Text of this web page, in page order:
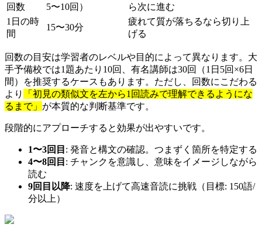
回数
5〜10回）
ら次に進む
1日の時
間
15〜30分
疲れて質が落ちるなら切り上
げる
回数の目安は学習者のレベルや目的によって異なります。大
手予備校では1題あたり10回、有名講師は30回（1日5回×6日
間）を推奨するケースもあります。ただし、回数にこだわる
より
「初見の類似文を左から1回読みで理解できるようにな
るまで」 が本質的な判断基準です。
段階的にアプローチすると効果が出やすいです。
1〜3回目 : 発音と構文の確認。つまずく箇所を特定する
4〜8回目 : チャンクを意識し、意味をイメージしながら
読む
9回目以降: 速度を上げて高速音読に挑戦（目標: 150語/
分以上）